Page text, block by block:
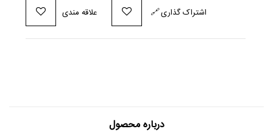
علاقه مندی 🔗اشتراک گذاری
درباره محصول